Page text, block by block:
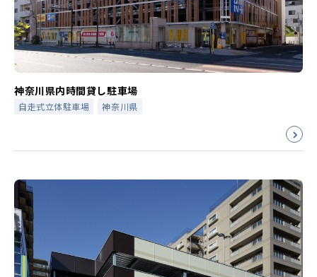
神奈川県内時間貸し駐車場
自走式立体駐車場 神奈川県